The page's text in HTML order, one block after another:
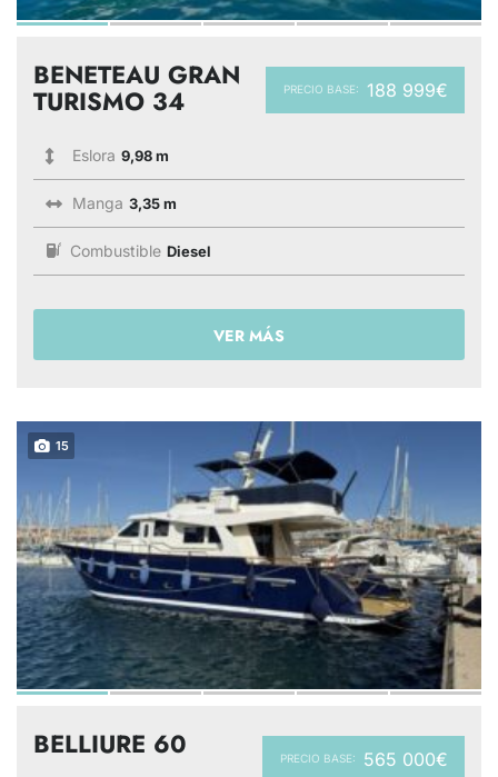
PRECIO BASE: 188 999€
BENETEAU GRAN
TURISMO 34
Eslora 9,98 m
Manga 3,35 m
Combustible Diesel
VER MÁS
15
PRECIO BASE: 565 000€
BELLIURE 60